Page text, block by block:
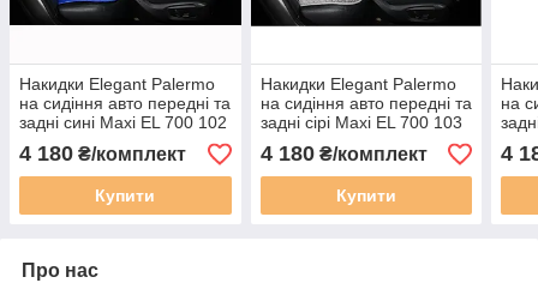
Накидки Elegant Palermo
на сидіння авто передні та
задні сині Maxi EL 700 102
4 180 ₴/комплект
Купити
Накидки Elegant Palermo
на сидіння авто передні та
задні сірі Maxi EL 700 103
4 180₴/комплект
Купити
на
104
4
Про нас